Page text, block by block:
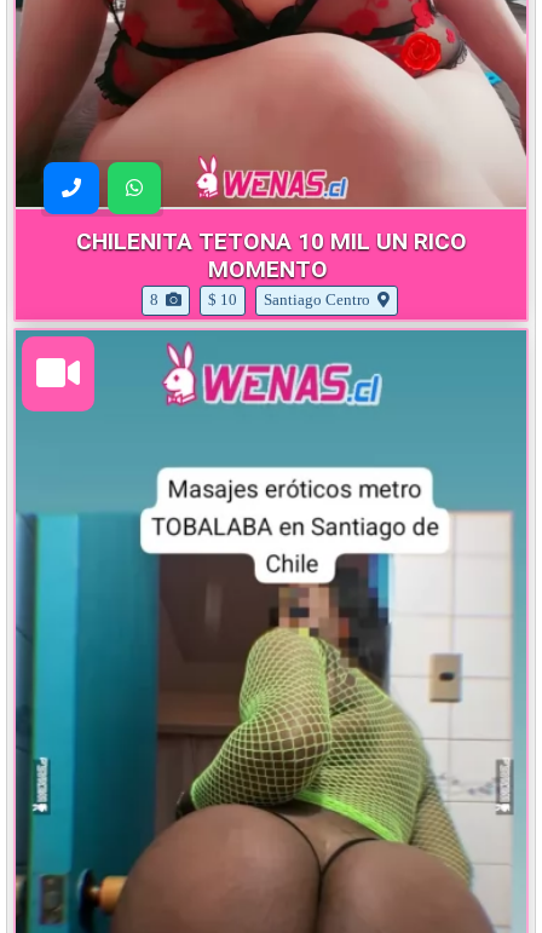
CHILENITA TETONA 10 MIL UN RICO
MOMENTO
8 $ 10 Santiago Centro